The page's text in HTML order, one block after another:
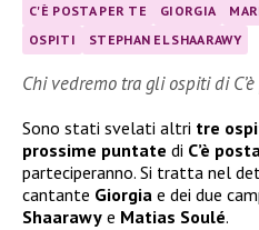
C'È POSTA PER TE GIORGIA
OSPITI
STEPHAN EL SHAARAWY
Chi vedremo tra gli ospiti di
Sono stati svelati altri tre
prossime puntate di C’è
parteciperanno. Si tratta nel
cantante Giorgia e dei due
Shaarawy e Matias Soulé.